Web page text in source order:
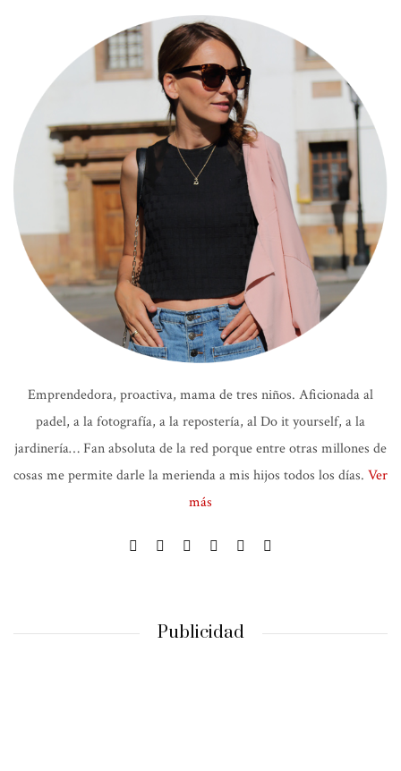
Emprendedora, proactiva, mama de tres niños. Aficionada al
padel, a la fotografía, a la repostería, al Do it yourself, a la
jardinería… Fan absoluta de la red porque entre otras millones de
cosas me permite darle la merienda a mis hijos todos los días. Ver
más
Publicidad